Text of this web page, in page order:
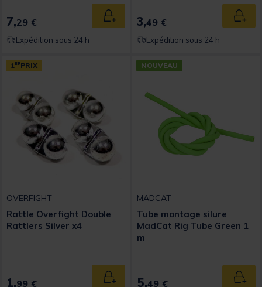
7,29 € Ajouter au panier
Expédition sous 24 h
3,49 €
Expédition sous 24 h
1 ERPRIX
OVERFIGHT
Rattle Overfight Double
Rattlers Silver x4
1,99 € Ajouter au panier
NOUVEAU
MADCAT
Tube montage silure
MadCat Rig Tube Green 1
m
5,49 €